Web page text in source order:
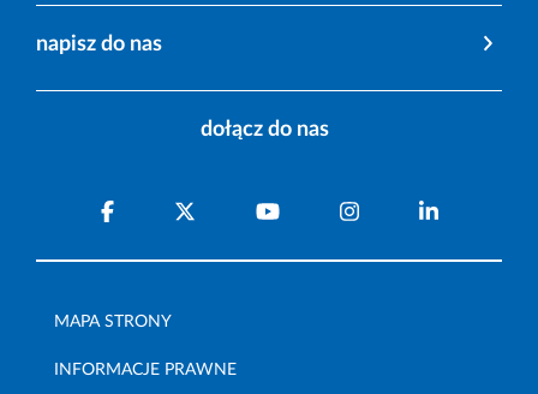
napisz do nas
dołącz do nas
MAPA STRONY
INFORMACJE PRAWNE